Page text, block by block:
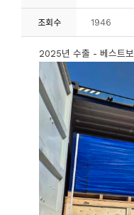
조회수 1946
2025년 수출 - 베스트보